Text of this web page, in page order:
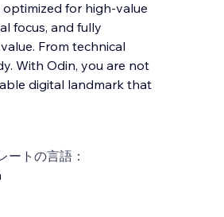
for high-value
focus, and fully
From technical
With Odin, you are not
digital landmark that
ートの言語：